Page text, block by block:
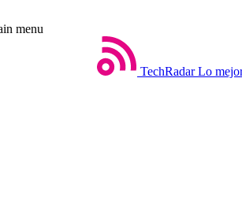
menu
TechRadar Lo